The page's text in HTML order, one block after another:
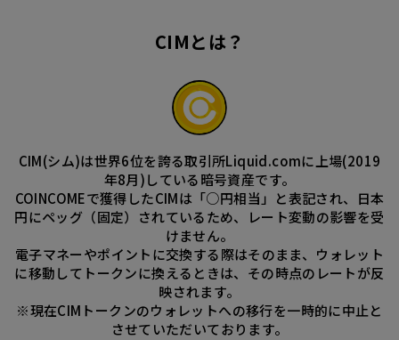
CIMとは？
CIM(シム)は世界6位を誇る取引所Liquid.comに上場(2019
年8月)している暗号資産です。
COINCOMEで獲得したCIMは「○円相当」と表記され、日本
円にペッグ（固定）されているため、レート変動の影響を受
けません。
電子マネーやポイントに交換する際はそのまま、ウォレット
に移動してトークンに換えるときは、その時点のレートが反
映されます。
※現在CIMトークンのウォレットへの移行を一時的に中止と
させていただいております。